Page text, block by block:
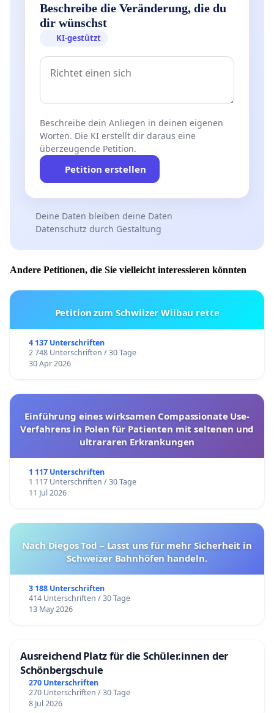
Beschreibe die Veränderung, die du
dir wünschst
KI-gestützt
Beschreibe dein Anliegen in deinen eigenen
Worten. Die KI erstellt dir daraus eine
überzeugende Petition.
Petition erstellen
Deine Daten bleiben deine Daten
Datenschutz durch Gestaltung
Andere Petitionen, die Sie vielleicht interessieren könnten
Petition zum Schwiizer Wiibau rette
4 137 Unterschriften
2 748 Unterschriften / 30 Tage
30 Apr 2026
Einführung eines wirksamen Compassionate Use-
Verfahrens in Polen für Patienten mit seltenen und
ultrararen Erkrankungen
1 117 Unterschriften
1 117 Unterschriften / 30 Tage
11 Jul 2026
Nach Diegos Tod – Lasst uns für mehr Sicherheit in
Schweizer Bahnhöfen handeln.
3 188 Unterschriften
414 Unterschriften / 30 Tage
13 May 2026
Ausreichend Platz für die Schüler.innen der
Schönbergschule
270 Unterschriften
270 Unterschriften / 30 Tage
8 Jul 2026